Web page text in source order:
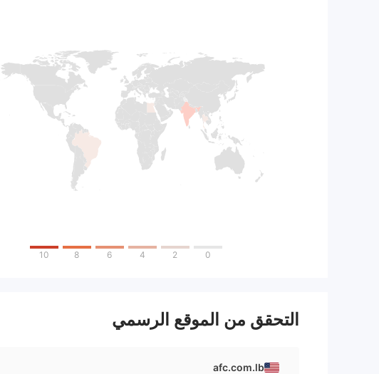
0
2
4
6
8
10
التحقق من الموقع الرسمي
afc.com.lb